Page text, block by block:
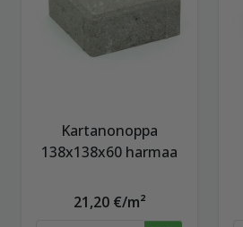
Kartanonoppa
138x138x60 harmaa
21,20 €/m²